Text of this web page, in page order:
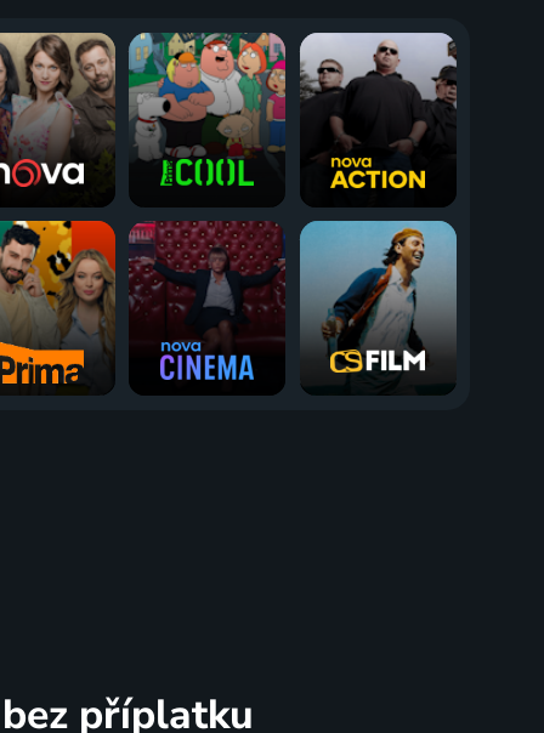
bez příplatku